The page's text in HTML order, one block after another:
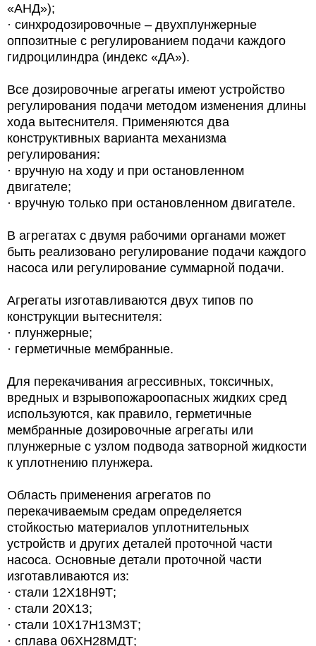
«АНД»);
· синхродозировочные – двухплунжерные
оппозитные с регулированием подачи каждого
гидроцилиндра (индекс «ДА»).
Все дозировочные агрегаты имеют устройство
регулирования подачи методом изменения длины
хода вытеснителя. Применяются два
конструктивных варианта механизма
регулирования:
· вручную на ходу и при остановленном
двигателе;
· вручную только при остановленном двигателе.
В агрегатах с двумя рабочими органами может
быть реализовано регулирование подачи каждого
насоса или регулирование суммарной подачи.
Агрегаты изготавливаются двух типов по
конструкции вытеснителя:
· плунжерные;
· герметичные мембранные.
Для перекачивания агрессивных, токсичных,
вредных и взрывопожароопасных жидких сред
используются, как правило, герметичные
мембранные дозировочные агрегаты или
плунжерные с узлом подвода затворной жидкости
к уплотнению плунжера.
Область применения агрегатов по
перекачиваемым средам определяется
стойкостью материалов уплотнительных
устройств и других деталей проточной части
насоса. Основные детали проточной части
изготавливаются из:
· стали 12Х18Н9Т;
· стали 20Х13;
· стали 10Х17Н13М3Т;
· сплава 06ХН28МДТ;